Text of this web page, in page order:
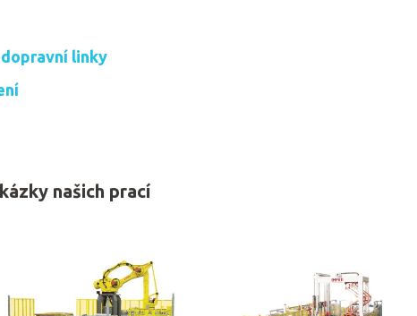
linky
našich prací